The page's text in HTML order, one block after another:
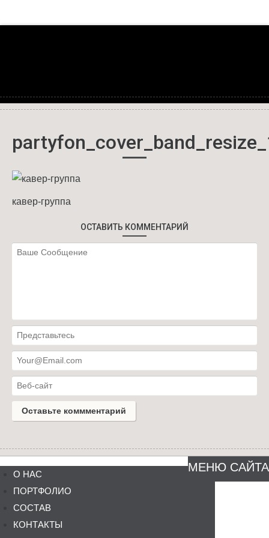
кавер-группа
ОСТАВИТЬ КОММЕНТАРИЙ
МЕНЮ САЙТА
О НАС
ПОРТФОЛИО
СОСТАВ
КОНТАКТЫ